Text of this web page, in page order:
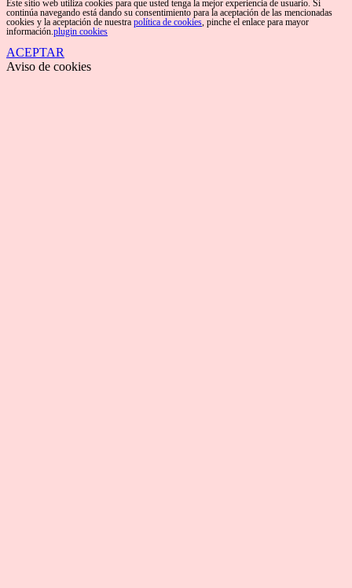
Este sitio web utiliza cookies para que usted tenga la mejor experiencia de usuario. Si
continúa navegando está dando su consentimiento para la aceptación de las mencionadas
cookies y la aceptación de nuestra política de cookies, pinche el enlace para mayor
información.plugin cookies
ACEPTAR
Aviso de cookies